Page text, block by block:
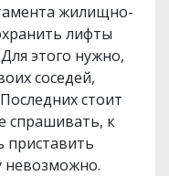
жилищно-
лифты
этого нужно,
соседей,
стоит
спрашивать, к
приставить
невозможно.